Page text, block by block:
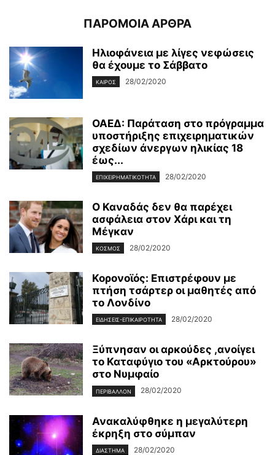
ΠΑΡΟΜΟΙΑ ΑΡΘΡΑ
Ηλιοφάνεια με λίγες νεφώσεις
θα έχουμε το Σάββατο
ΚΑΙΡΌΣ 28/02/2020
ΟΑΕΔ: Παράταση στο πρόγραμμα
υποστήριξης επιχειρηματικών
σχεδίων άνεργων ηλικίας 18
έως...
ΕΠΙΧΕΙΡΗΜΑΤΙΚΌΤΗΤΑ 28/02/2020
Ο Καναδάς δεν θα παρέχει
ασφάλεια στον Χάρι και τη
Μέγκαν
ΚΌΣΜΟΣ 28/02/2020
Κορονοϊός: Επιστρέφουν με
πτήση τσάρτερ οι μαθητές από
το Λονδίνο
ΕΙΔΉΣΕΙΣ-ΕΠΙΚΑΙΡΌΤΗΤΑ 28/02/2020
Ξύπνησαν οι αρκούδες ,ανοίγει
το Καταφύγιο του «Αρκτούρου»
στο Νυμφαίο
ΠΕΡΙΒΆΛΛΟΝ 28/02/2020
Ανακαλύφθηκε η μεγαλύτερη
έκρηξη στο σύμπαν
ΔΙΆΣΤΗΜΑ 28/02/2020